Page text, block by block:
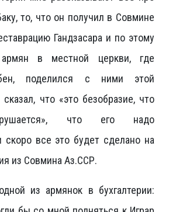
то, что он получил в Совмине
Гандзасара и по этому
в местной церкви, где
поделился с ними этой
что «это безобразие, что
что его надо
скоро все это будет сделано на
из Совмина Аз.ССР.
из армянок в бухгалтерии: